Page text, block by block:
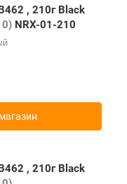
, 210г Black
NRX-01-210
, 210г Black